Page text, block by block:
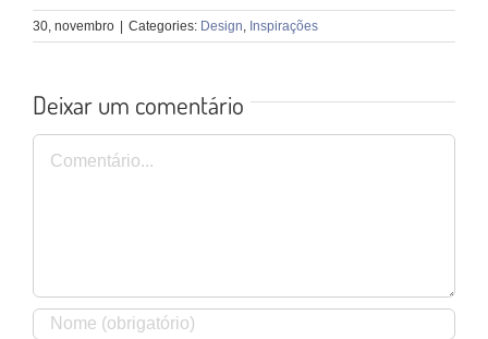
30, novembro | Categories: Design, Inspirações
Deixar um comentário
Comentário